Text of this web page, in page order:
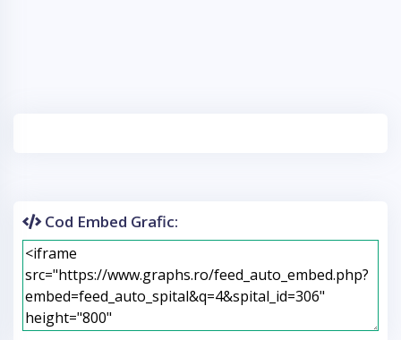
Cod Embed Grafic: